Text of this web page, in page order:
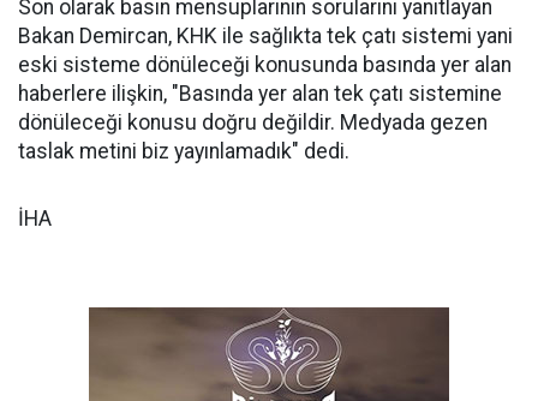
Son olarak basın mensuplarının sorularını yanıtlayan
Bakan Demircan, KHK ile sağlıkta tek çatı sistemi yani
eski sisteme dönüleceği konusunda basında yer alan
haberlere ilişkin, "Basında yer alan tek çatı sistemine
dönüleceği konusu doğru değildir. Medyada gezen
taslak metini biz yayınlamadık" dedi.
İHA